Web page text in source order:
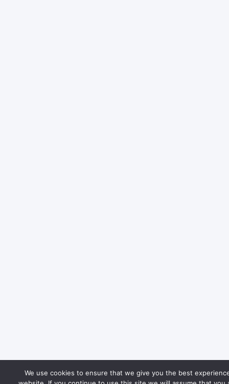
We use cookies to ensure that we give you the best